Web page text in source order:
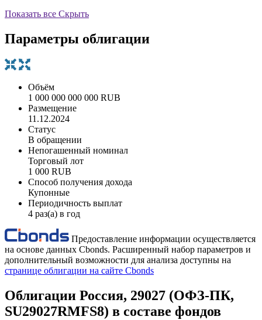
Показать все Скрыть
Параметры облигации
Объём
1 000 000 000 000 RUB
Размещение
11.12.2024
Статус
В обращении
Непогашенный номинал
Торговый лот
1 000 RUB
Способ получения дохода
Купонные
Периодичность выплат
4 раз(а) в год
Предоставление информации осуществляется
на основе данных Cbonds. Расширенный набор параметров и
дополнительный возможности для анализа доступны на
странице облигации на сайте Cbonds
Облигации Россия, 29027 (ОФЗ-ПК,
SU29027RMFS8) в составе фондов